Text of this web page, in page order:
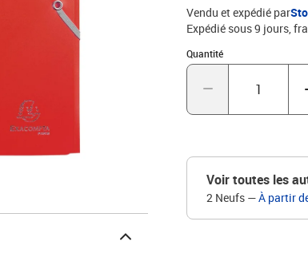
Vendu et expédié par
Expédié sous 9 jours,
Quantité
Quantité : 1
Voir toutes les
2 Neufs —À partir